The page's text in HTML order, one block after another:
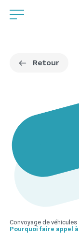
Retour
Convoyage de véhicules